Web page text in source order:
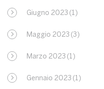
Giugno 2023 (1)
Maggio 2023 (3)
Marzo 2023 (1)
Gennaio 2023 (1)